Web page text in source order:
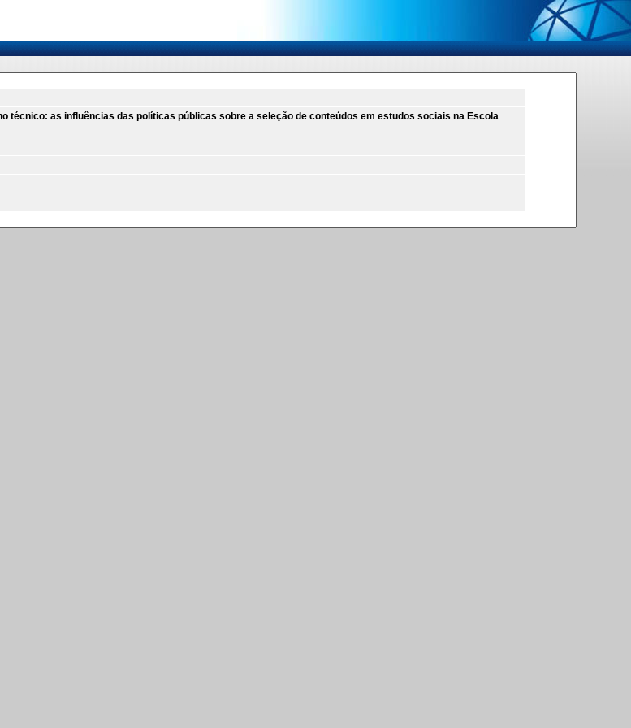
técnico: as influências das políticas públicas sobre a seleção de conteúdos em estudos sociais na Escola